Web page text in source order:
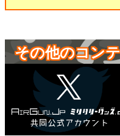
その他のコン